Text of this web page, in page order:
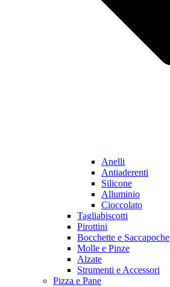
Anelli
Antiaderenti
Silicone
Alluminio
Cioccolato
Tagliabiscotti
Pirottini
Bocchette e Saccapoche
Molle e Pinze
Alzate
Strumenti e Accessori
Pizza e Pane